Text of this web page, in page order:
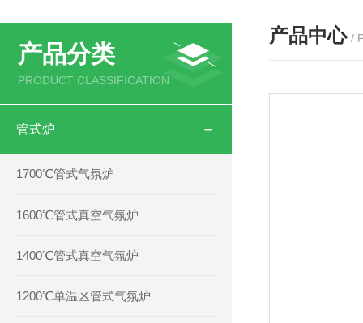
产品分类
PRODUCT CLASSIFICATION
管式炉
1700℃管式气氛炉
1600℃管式真空气氛炉
1400℃管式真空气氛炉
1200℃单温区管式气氛炉
产品中心 /